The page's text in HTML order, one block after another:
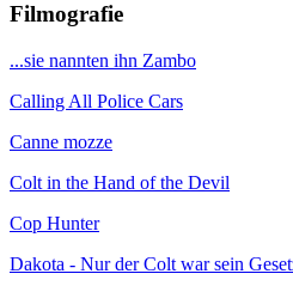
Filmografie
...sie nannten ihn Zambo
Calling All Police Cars
Canne mozze
Colt in the Hand of the Devil
Cop Hunter
Dakota - Nur der Colt war sein